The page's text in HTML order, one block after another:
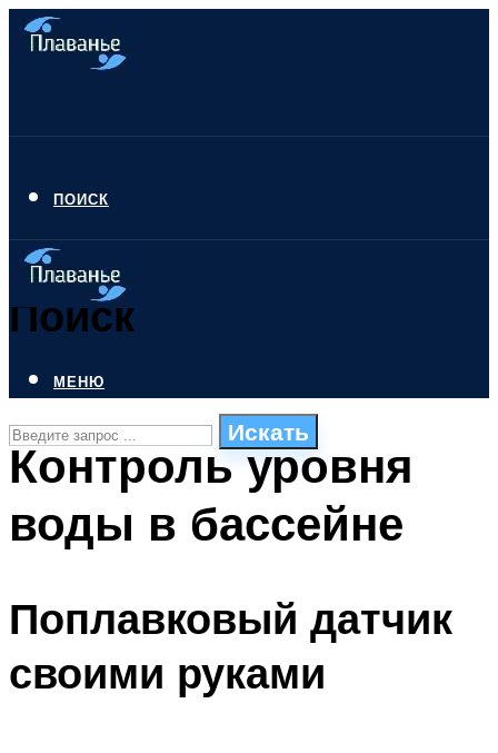
ПОИСК
Поиск
Искать
СТИЛИ ПЛАВАНЬЯ
ПЛАВАНЬЕ ДЛЯ ДЕТЕЙ
ОЧИСТКА БАССЕЙНОВ
МЕНЮ
Контроль уровня
воды в бассейне
Поплавковый датчик
своими руками